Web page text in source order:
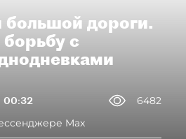
большой дороги.
с
00:32
6482
Max